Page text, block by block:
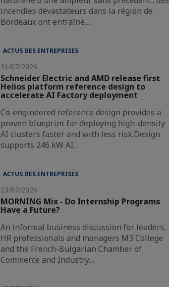
incendies dévastateurs dans la région de
Bordeaux ont entraîné…
ACTUS DES ENTREPRISES
31/07/2026
Schneider Electric and AMD release first
Helios platform reference design to
accelerate AI Factory deployment
Co-engineered reference design provides a
proven blueprint for deploying high-density
AI clusters faster and with less risk.Design
supports 246 kW AI…
ACTUS DES ENTREPRISES
23/07/2026
MORNING Mix - Do Internship Programs
Have a Future?
An informal business discussion for leaders,
HR professionals and managers M3 College
and the French-Bulgarian Chamber of
Commerce and Industry…